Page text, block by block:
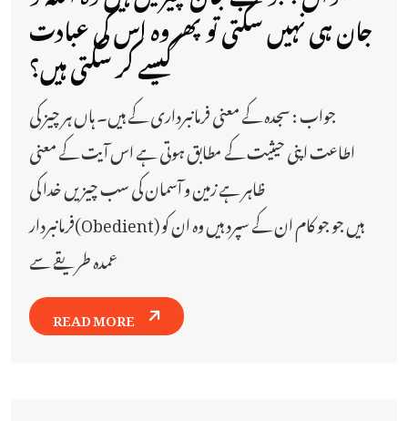
جان ہی نہیں سکتی تو پھر وہ اس کی عبادت
کیسے کر سکتی ہیں؟
جواب : سجدہ کے معنی فرمانبرداری کے ہیں۔ ہاں ہر چیز کی
اطاعت اپنی حیثیت کے مطابق ہوتی ہے اس آیت کے معنی
ظاہر ہے زمین و آسمان کی سب چیزیں خدا کی
فرمانبردار(Obedient) ہیں جو جو کام ان کے سپرد ہیں وہ ان کو
عمدہ طریقے سے
READ MORE